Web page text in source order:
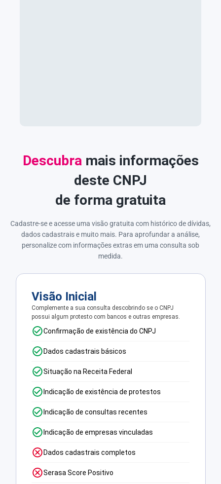
Descubramais informações
deste CNPJ
de forma gratuita
Cadastre-se e acesse uma visão gratuita com histórico de dívidas,
dados cadastrais e muito mais. Para aprofundar a análise,
personalize com informações extras em uma consulta sob
medida.
Visão Inicial
Complemente a sua consulta descobrindo se o CNPJ
possui algum protesto com bancos e outras empresas.
Confirmação de existência do CNPJ
Dados cadastrais básicos
Situação na Receita Federal
Indicação de existência de protestos
Indicação de consultas recentes
Indicação de empresas vinculadas
Dados cadastrais completos
Serasa Score Positivo